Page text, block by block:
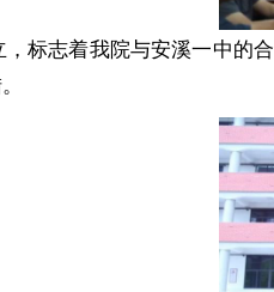
标志着我院与安溪一中的